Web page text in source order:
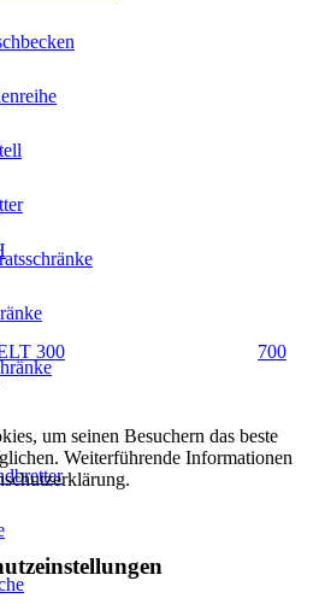
300
700
um seinen Besuchern das beste
Weiterführende Informationen